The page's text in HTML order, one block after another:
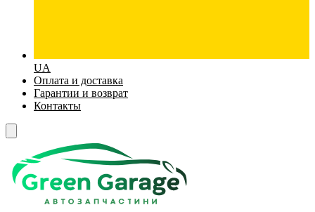
UA
Оплата и доставка
Гарантии и возврат
Контакты